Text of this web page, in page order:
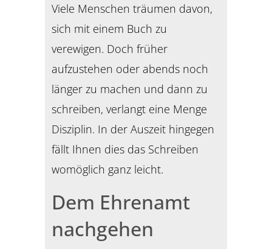
Viele Menschen träumen davon,
sich mit einem Buch zu
verewigen. Doch früher
aufzustehen oder abends noch
länger zu machen und dann zu
schreiben, verlangt eine Menge
Disziplin. In der Auszeit hingegen
fällt Ihnen dies das Schreiben
womöglich ganz leicht.
Dem Ehrenamt
nachgehen